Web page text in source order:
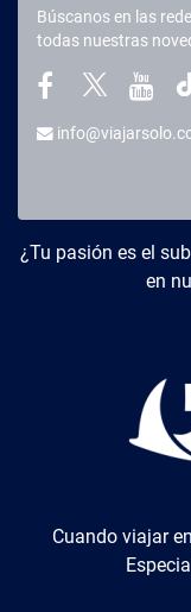
Búscanos en las
todas nuestras
Buceo y Viajes
¿Tu pasión es el
en
El Transiberiano
Cuando viajar